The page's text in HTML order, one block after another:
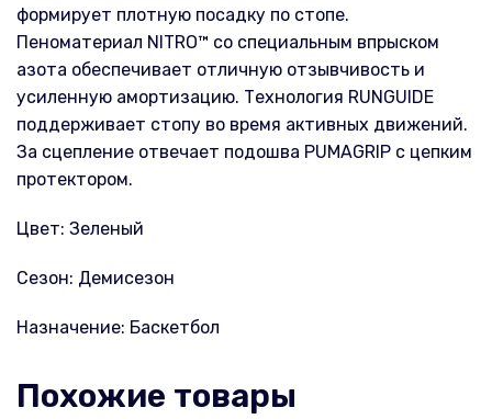
формирует плотную посадку по стопе.
Пеноматериал NITRO™ со специальным впрыском
азота обеспечивает отличную отзывчивость и
усиленную амортизацию. Технология RUNGUIDE
поддерживает стопу во время активных движений.
За сцепление отвечает подошва PUMAGRIP с цепким
протектором.
Цвет: Зеленый
Сезон: Демисезон
Назначение: Баскетбол
Похожие товары